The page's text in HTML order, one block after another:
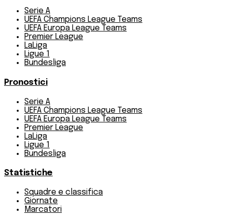
Serie A
UEFA Champions League Teams
UEFA Europa League Teams
Premier League
LaLiga
Ligue 1
Bundesliga
Pronostici
Serie A
UEFA Champions League Teams
UEFA Europa League Teams
Premier League
LaLiga
Ligue 1
Bundesliga
Statistiche
Squadre e classifica
Giornate
Marcatori